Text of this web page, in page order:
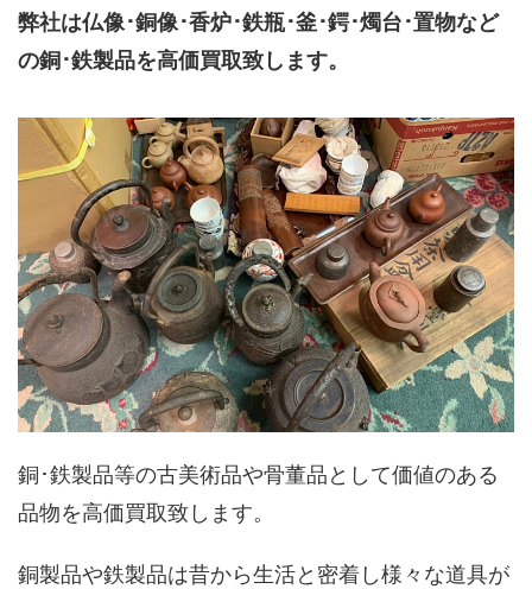
弊社は仏像･銅像･香炉･鉄瓶･釜･鍔･燭台･置物など
の銅･鉄製品を高価買取致します。
銅･鉄製品等の古美術品や骨董品として価値のある
品物を高価買取致します。
銅製品や鉄製品は昔から生活と密着し様々な道具が